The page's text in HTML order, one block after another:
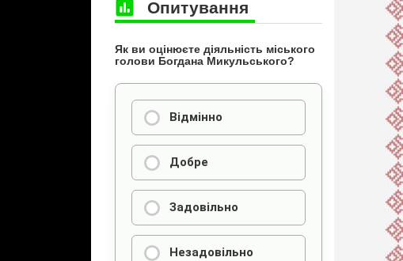
Опитування
Як ви оцінюєте діяльність міського
голови Богдана Микульського?
Відмінно
Добре
Задовільно
Незадовільно